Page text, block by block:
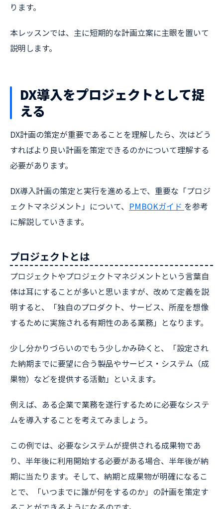
ります。
本レッスンでは、主に短期的な計画立案に主眼を置いて
説明します。
DX導入をプロジェクトとして捉
える
DX計画の策定が重要であることを理解したら、次はどう
すればより良い計画を策定できるのかについて理解する
必要があります。
DX導入計画の策定と実行を進める上で、重要な「プロジ
ェクトマネジメント」について、 PMBOKガイド を参考
に解説していきます。
プロジェクトとは
プロジェクトやプロジェクトマネジメントという言葉自
体は耳にすることが多いと思いますが、改めて定義を説
明すると、「独自のプロダクト、サービス、所産を想像
するために実施される有期性のある業務」となります。
少し分かりづらいのでもう少しかみ砕くと、「設定され
た納期までに要望に合う製品やサービス・システム（成
果物）などを提供する活動」といえます。
例えば、ある企業で業務を遂行するために必要なシステ
ムを導入することを考えてみましょう。
この例では、必要なシステムが提供される成果物であ
り、半年後に利用開始する必要がある場合、半年後が納
期に当たります。そして、納期と成果物が明確になるこ
とで、「いつまでに誰が何をするのか」の計画を策定す